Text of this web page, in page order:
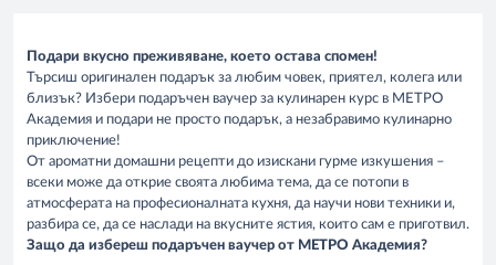
Подари вкусно преживяване, което остава спомен!
Търсиш оригинален подарък за любим човек, приятел, колега или
близък? Избери подаръчен ваучер за кулинарен курс в МЕТРО
Академия и подари не просто подарък, а незабравимо кулинарно
приключение!
От ароматни домашни рецепти до изискани гурме изкушения –
всеки може да открие своята любима тема, да се потопи в
атмосферата на професионалната кухня, да научи нови техники и,
разбира се, да се наслади на вкусните ястия, които сам е приготвил.
Защо да избереш подаръчен ваучер от МЕТРО Академия?